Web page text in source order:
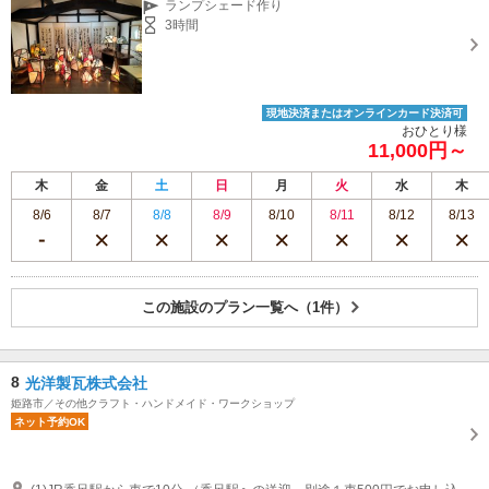
ランプシェード作り
3時間
現地決済またはオンラインカード決済可
おひとり様
11,000円～
木 金 土 日 月 火 水
木
8/6
8/7 8/8 8/9 8/10 8/11 8/12 8/13
この施設のプラン一覧へ（1件）
8 光洋製瓦株式会社
姫路市／その他クラフト・ハンドメイド・ワークショップ
ネット予約OK